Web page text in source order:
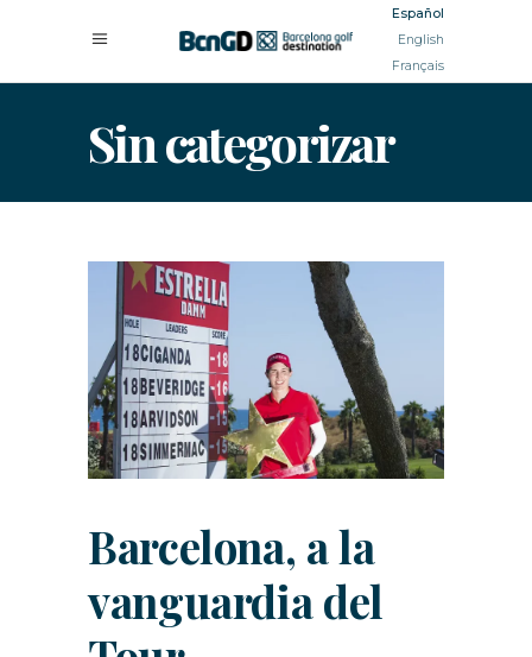
Español
English
Français
Sin categorizar
Barcelona, a la
vanguardia del